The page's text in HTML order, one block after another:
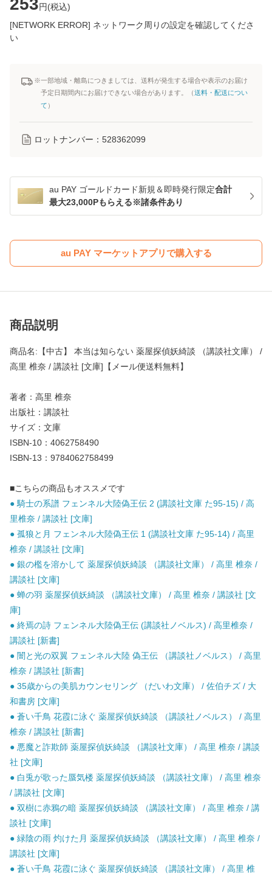
253円(税込)
[NETWORK ERROR] ネットワーク周りの設定を確認してくださ
い
※一部地域・離島につきましては、送料が発生する場合や表示のお届け
予定日期間内にお届けできない場合があります。（送料・配送につい
て ）
ロットナンバー： 528362099
au PAY ゴールドカード新規＆即時発行限定合計
最大23,000Pもらえる※諸条件あり
au PAY マーケットアプリで購入する
商品説明
商品名:【中古】 本当は知らない 薬屋探偵妖綺談 （講談社文庫） /
高里 椎奈 / 講談社 [文庫]【メール便送料無料】
著者：高里 椎奈
出版社：講談社
サイズ：文庫
ISBN-10：4062758490
ISBN-13：9784062758499
■こちらの商品もオススメです
● 騎士の系譜 フェンネル大陸偽王伝 2 (講談社文庫 た95-15) / 高
里椎奈 / 講談社 [文庫]
● 孤狼と月 フェンネル大陸偽王伝 1 (講談社文庫 た95-14) / 高里
椎奈 / 講談社 [文庫]
● 銀の檻を溶かして 薬屋探偵妖綺談 （講談社文庫） / 高里 椎奈 /
講談社 [文庫]
● 蝉の羽 薬屋探偵妖綺談 （講談社文庫） / 高里 椎奈 / 講談社 [文
庫]
● 終焉の詩 フェンネル大陸偽王伝 (講談社ノベルス) / 高里椎奈 /
講談社 [新書]
● 闇と光の双翼 フェンネル大陸 偽王伝 （講談社ノベルス） / 高里
椎奈 / 講談社 [新書]
● 35歳からの美肌カウンセリング （だいわ文庫） / 佐伯チズ / 大
和書房 [文庫]
● 蒼い千鳥 花霞に泳ぐ 薬屋探偵妖綺談 （講談社ノベルス） / 高里
椎奈 / 講談社 [新書]
● 悪魔と詐欺師 薬屋探偵妖綺談 （講談社文庫） / 高里 椎奈 / 講談
社 [文庫]
● 白兎が歌った蜃気楼 薬屋探偵妖綺談 （講談社文庫） / 高里 椎奈
/ 講談社 [文庫]
● 双樹に赤鴉の暗 薬屋探偵妖綺談 （講談社文庫） / 高里 椎奈 / 講
談社 [文庫]
● 緑陰の雨 灼けた月 薬屋探偵妖綺談 （講談社文庫） / 高里 椎奈 /
講談社 [文庫]
● 蒼い千鳥 花霞に泳ぐ 薬屋探偵妖綺談 （講談社文庫） / 高里 椎